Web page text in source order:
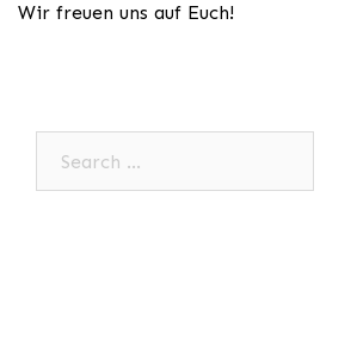
Wir freuen uns auf Euch!